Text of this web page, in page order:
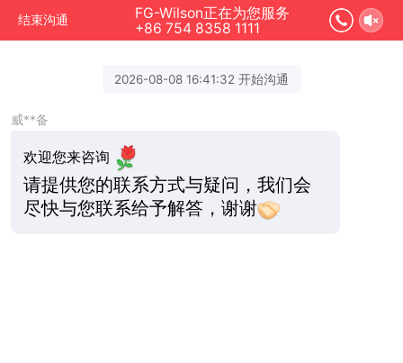
结束沟通
FG-Wilson正在为您服务
+86 754 8358 1111
2026-08-08 16:41:32 开始沟通
威**备
欢迎您来咨询
请提供您的联系方式与疑问，我们会
尽快与您联系给予解答，谢谢